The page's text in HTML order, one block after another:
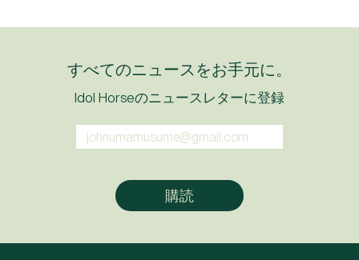
すべてのニュースをお手元に。
Idol Horseのニュースレターに登録